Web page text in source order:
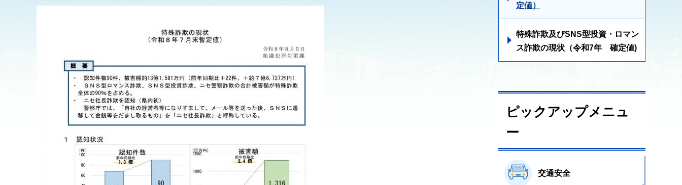
定値）
特殊詐欺及びSNS型投資・ロマン
ス詐欺の現状（令和7年 確定値)
ピックアップメニュ
ー
交通安全